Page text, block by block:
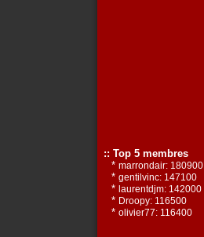
:: Top 5 membres
* marrondair: 180900
* gentilvinc: 147100
* laurentdjm: 142000
* Droopy: 116500
* olivier77: 116400